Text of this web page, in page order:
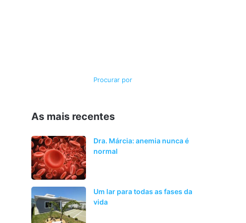
Switch
As mais recentes
Dra. Márcia: anemia nunca é
normal
Um lar para todas as fases da
vida